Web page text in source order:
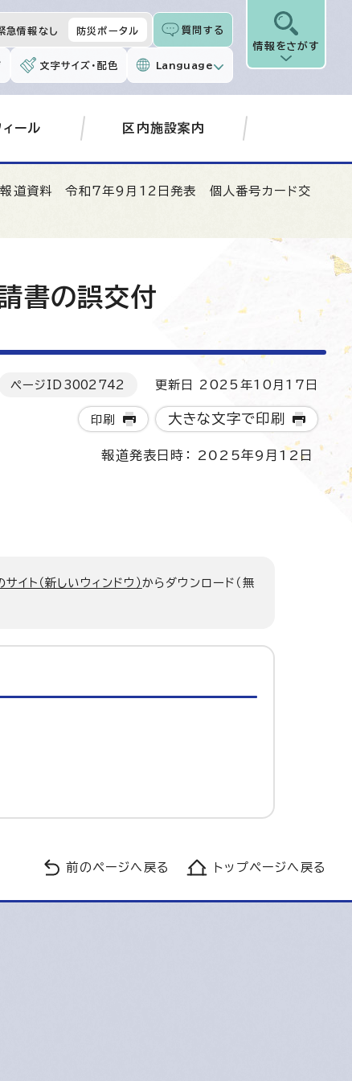
急情報なし 防災ポータル 質問する
文字サイズ・配色 Language
情報をさがす
ール 区内施設案内
道資料 令和7年9月12日発表 個人番号カード交
書の誤交付
ページID 3002742 更新日 2025年10月17日
印刷 大きな文字で印刷
報道発表日時： 2025年9月12日
イト（新しいウィンドウ）からダウンロード（無
前のページへ戻る トップページへ戻る